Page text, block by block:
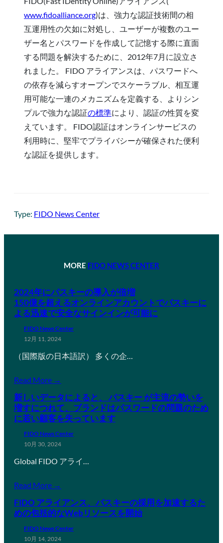
www.fidoalliance.org)は、強力な認証技術間の相
互運用性の欠如に対処し、ユーザーが複数のユー
ザー名とパスワードを作成して記憶する際に直面
する問題を解決するために、2012年7月に設立さ
れました。 FIDO アライアンスは、パスワードへ
の依存を減らすオープンでスケーラブル、相互運
用可能な一連のメカニズムを定義する、よりシン
プルで強力な認証の標準により、認証の性質を変
えています。 FIDO認証はオンラインサービスの
利用時に、堅牢でプライバシーが確保された便利
な認証を提供します。
Type: FIDO News Center
MORE FIDO NEWS CENTER
2024年にパスキーの導入が倍増
150億を超えるオンラインアカウントでパスキーに
よる迅速で安全なサインインが可能に
FIDO News Center
12月 11, 2024
（国際版の日本語訳） 多くの企…
Read More →
新しいデータによると、 パスキー が主流の勢いを
増すにつれて、ブランドはパスワードの問題のため
に若い顧客を失っています
FIDO News Center
10月 30, 2024
Global FIDO アライ…
Read More →
FIDO アライアンス、パスキーの採用を加速するた
めの包括的なWebリソースを開始
FIDO News Center
10月 14, 2024